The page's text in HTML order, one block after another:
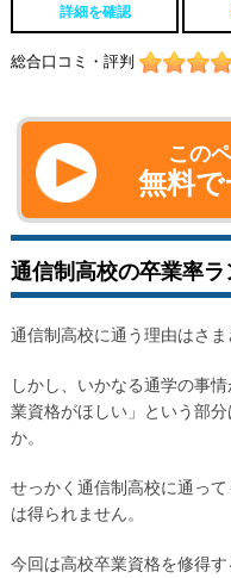
詳細を確認
総合口コミ・評判
この
無料
通信制高校の卒業率
通信制高校に通う理由はさま
しかし、いかなる通学の事
業資格がほしい」という部
か。
せっかく通信制高校に通っ
は得られません。
今回は高校卒業資格を修得